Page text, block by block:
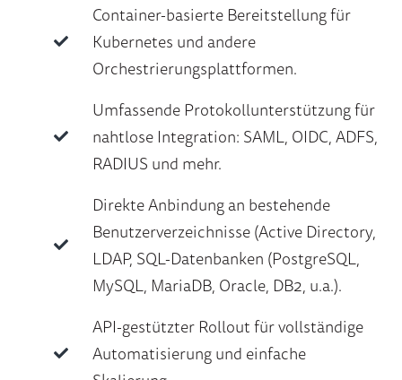
Container-basierte Bereitstellung für
Kubernetes und andere
Orchestrierungsplattformen.
Umfassende Protokollunterstützung für
nahtlose Integration: SAML, OIDC, ADFS,
RADIUS und mehr.
Direkte Anbindung an bestehende
Benutzerverzeichnisse (Active Directory,
LDAP, SQL-Datenbanken (PostgreSQL,
MySQL, MariaDB, Oracle, DB2, u.a.).
API-gestützter Rollout für vollständige
Automatisierung und einfache